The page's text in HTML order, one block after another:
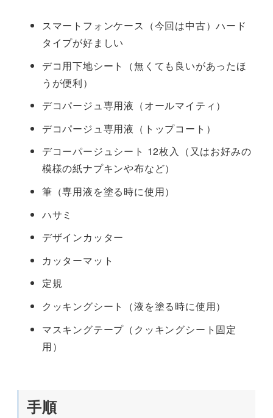
スマートフォンケース（今回は中古）ハード
タイプが好ましい
デコ用下地シート（無くても良いがあったほ
うが便利）
デコパージュ専用液（オールマイティ）
デコパージュ専用液（トップコート）
デコーパージュシート 12枚入（又はお好みの
模様の紙ナプキンや布など）
筆（専用液を塗る時に使用）
ハサミ
デザインカッター
カッターマット
定規
クッキングシート（液を塗る時に使用）
マスキングテープ（クッキングシート固定
用）
手順